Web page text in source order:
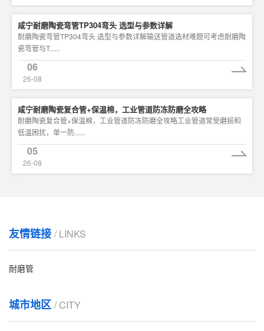
咸宁耐磨陶瓷弯管TP304弯头 选型与参数详解
耐磨陶瓷弯管TP304弯头 选型与参数详解输送管道选材难题可考虑耐磨陶
瓷弯管与T......
06
26-08
咸宁耐磨陶瓷复合管+保温棉，工业管道防冻防磨全攻略
耐磨陶瓷复合管+保温棉，工业管道防冻防磨全攻略工业管道常受磨损和
低温困扰，单一防......
05
26-08
友情链接 / LINKS
耐磨管
城市地区 / CITY